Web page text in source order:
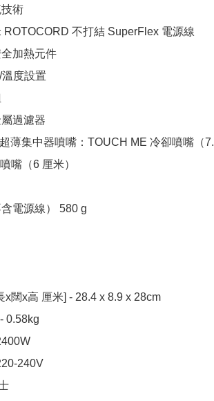
術
不打結 SuperFlex 電源線
加熱元件
度設置
過濾器
薄集中器噴嘴：TOUCH ME 冷卻噴嘴（
嘴（6 厘米）
電源線） 580 g
x闊x高 厘米] - 28.4 x 8.9 x 28cm
0.58kg
240V